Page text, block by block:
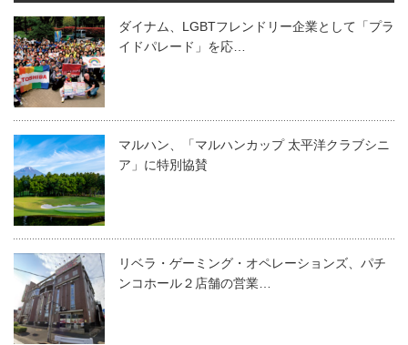
ダイナム、LGBTフレンドリー企業として「プラ
イドパレード」を応…
マルハン、「マルハンカップ 太平洋クラブシニ
ア」に特別協賛
リベラ・ゲーミング・オペレーションズ、パチ
ンコホール２店舗の営業…